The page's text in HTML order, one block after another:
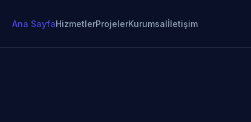
Ana SayfaHizmetlerProjelerKurumsalİletişim